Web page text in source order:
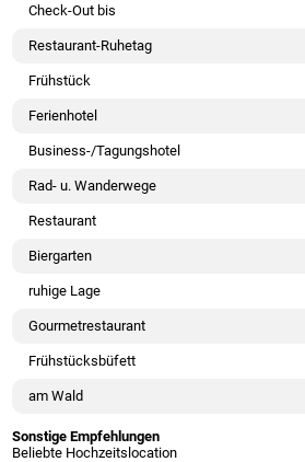
Check-Out bis
Restaurant-Ruhetag
Frühstück
Ferienhotel
Business-/Tagungshotel
Rad- u. Wanderwege
Restaurant
Biergarten
ruhige Lage
Gourmetrestaurant
Frühstücksbüfett
am Wald
Sonstige Empfehlungen
Beliebte Hochzeitslocation